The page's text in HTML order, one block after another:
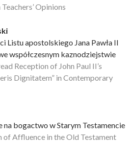
Opinions
Listu apostolskiego Jana Pawła II
współczesnym kaznodziejstwie
Reception of John Paul II’s
Dignitatem” in Contemporary
na bogactwo w Starym Testamencie
of Affluence in the Old Testament